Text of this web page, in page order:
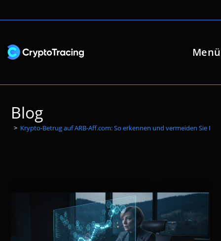
Inhalt
Menü
Blog
> Krypto-Betrug auf ARB-Aff.com: So erkennen und vermeiden Sie